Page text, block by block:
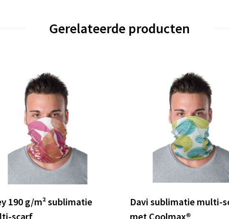
Gerelateerde producten
190 g/m² sublimatie
scarf
Davi sublimatie multi-
met Coolmax®